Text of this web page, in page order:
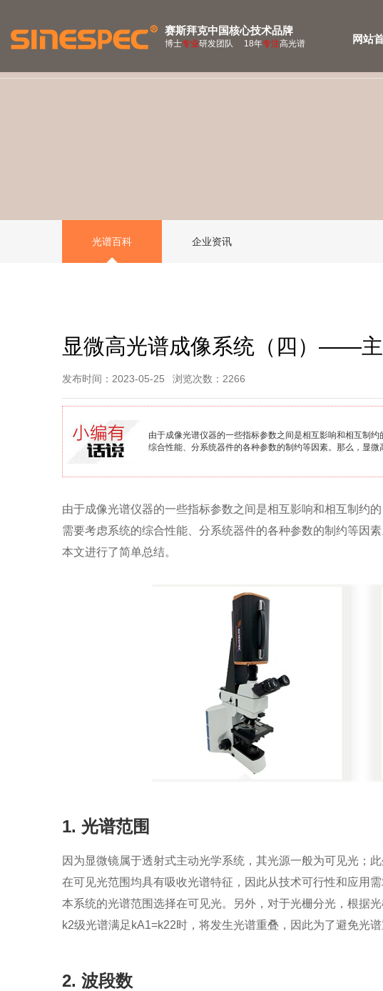
赛斯拜克中国核心技术品牌
博士专业研发团队 18年专注高光谱 网站
光谱百科 企业资讯
显微高光谱成像系统（四）——
发布时间：2023-05-25 浏览次数：2266
由于成像光谱仪器的一些指标参数之间是相互影响和相互制
综合性能、分系统器件的各种参数的制约等因素。那么，显
由于成像光谱仪器的一些指标参数之间是相互影响和相互制约
需要考虑系统的综合性能、分系统器件的各种参数的制约等因
本文进行了简单总结。
1. 光谱范围
因为显微镜属于透射式主动光学系统，其光源一般为可见光；
在可见光范围均具有吸收光谱特征，因此从技术可行性和应用需
本系统的光谱范围选择在可见光。另外，对于光栅分光，根据
k2级光谱满足kA1=k22时，将发生光谱重叠，因此为了避免光
2. 波段数